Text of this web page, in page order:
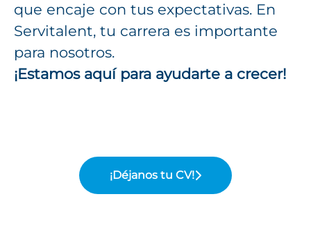
que encaje con tus expectativas. En
Servitalent, tu carrera es importante
para nosotros.
¡Estamos aquí para ayudarte a crecer!
¡Déjanos tu CV!